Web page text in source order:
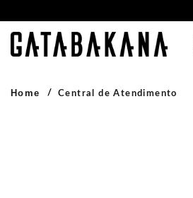
GATABAKANA
Home Central de Atendimento